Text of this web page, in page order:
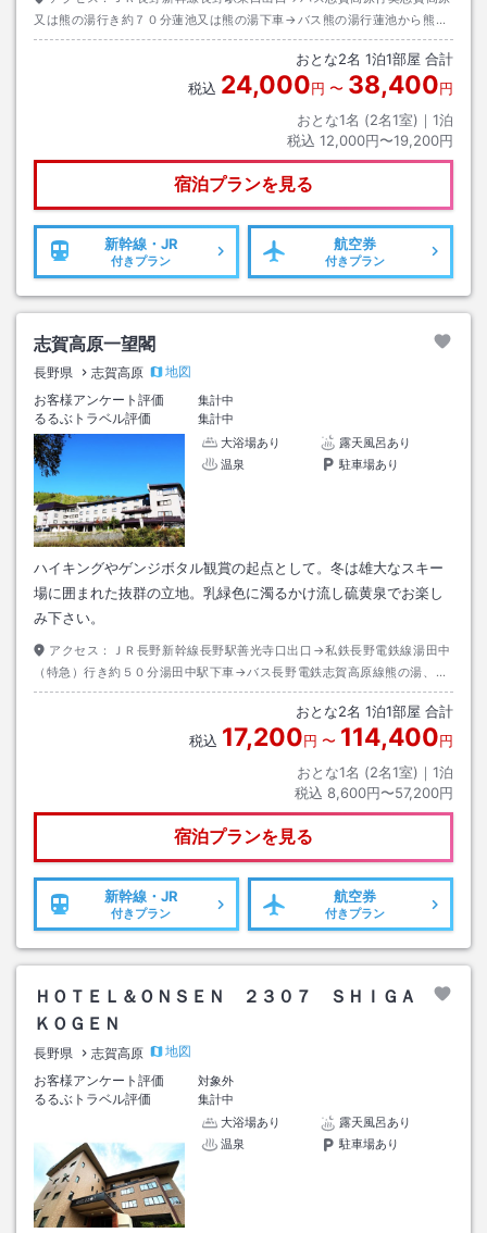
又は熊の湯行き約７０分蓮池又は熊の湯下車→バス熊の湯行蓮池から熊の
湯行き熊の湯下車→徒歩約３分
おとな2名 1泊1部屋 合計
税込 24,000円 〜 38,400円
おとな1名 (2名1室)｜ 1泊
税込 12,000円〜19,200円
宿泊プランを見る
新幹線・JR
付きプラン
航空券
付きプラン
志賀高原一望閣
長野県 志賀高原
地図
お客様アンケート評価
集計中
るるぶトラベル評価
集計中
大浴場あり
露天風呂あり
温泉
駐車場あり
ハイキングやゲンジボタル観賞の起点として。冬は雄大なスキー
場に囲まれた抜群の立地。乳緑色に濁るかけ流し硫黄泉でお楽し
み下さい。
アクセス：
ＪＲ長野新幹線長野駅善光寺口出口→私鉄長野電鉄線湯田中
（特急）行き約５０分湯田中駅下車→バス長野電鉄志賀高原線熊の湯、硯
川行き約４５分熊の湯下車→徒歩約２分
おとな2名 1泊1部屋 合計
税込 17,200円 〜 114,400円
おとな1名 (2名1室)｜ 1泊
税込 8,600円〜57,200円
宿泊プランを見る
新幹線・JR
付きプラン
航空券
付きプラン
ＨＯＴＥＬ＆ＯＮＳＥＮ ２３０７ ＳＨＩＧＡ
ＫＯＧＥＮ
長野県 志賀高原
地図
お客様アンケート評価
対象外
るるぶトラベル評価
集計中
大浴場あり
露天風呂あり
温泉
駐車場あり